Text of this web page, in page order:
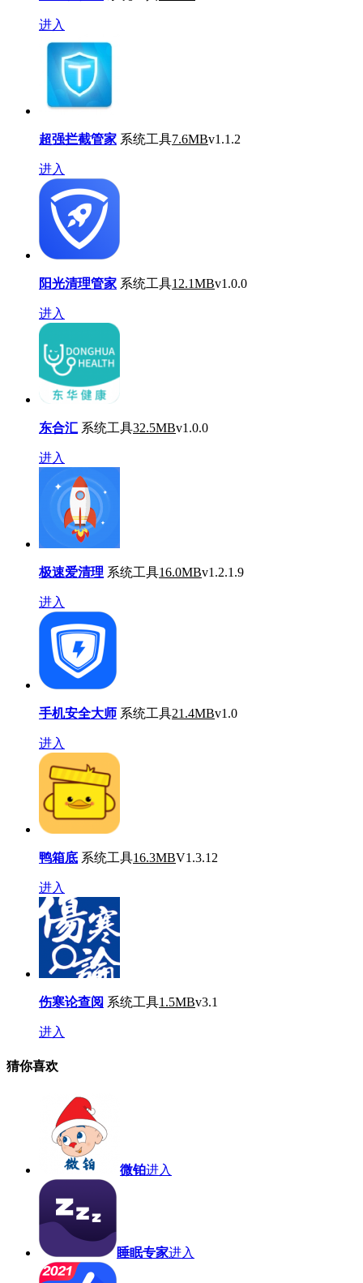
进入
超强拦截管家 系统工具7.6MBv1.1.2
进入
阳光清理管家 系统工具12.1MBv1.0.0
进入
东合汇 系统工具32.5MBv1.0.0
进入
极速爱清理 系统工具16.0MBv1.2.1.9
进入
手机安全大师 系统工具21.4MBv1.0
进入
鸭箱底 系统工具16.3MBV1.3.12
进入
伤寒论查阅 系统工具1.5MBv3.1
进入
猜你喜欢
微铂进入
睡眠专家进入